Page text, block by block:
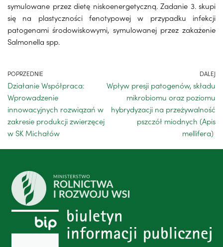
symulowane przez dietę niskoenergetyczną. Zadanie 3. skupi
się na plastyczności fenotypowej w przypadku infekcji
patogenami środowiskowymi, symulowanej przez zakażenie
Salmonella spp.
POPRZEDNIE
Działanie Współpraca:
Wprowadzenie
innowacyjnych rozwiązań w
zakresie produkcji zwierzęcej
w SK Michałów
DALEJ
Wpływ presji patogenów, składu
mikrobiomu oraz poziomu
hybrydyzacji na przeżywalność
pszczół miodnych (Apis
mellifera)